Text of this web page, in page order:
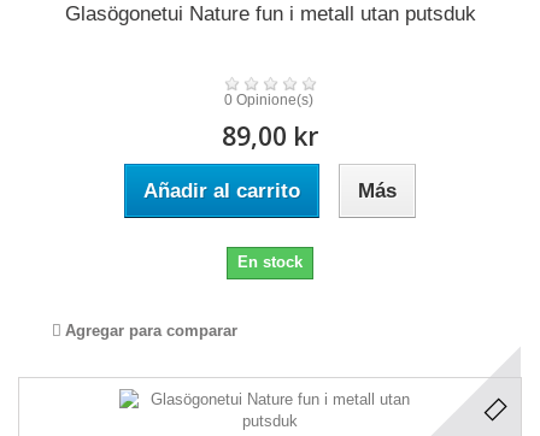
Glasögonetui Nature fun i metall utan putsduk
0 Opinione(s)
89,00 kr
Añadir al carrito Más
En stock
Agregar para comparar